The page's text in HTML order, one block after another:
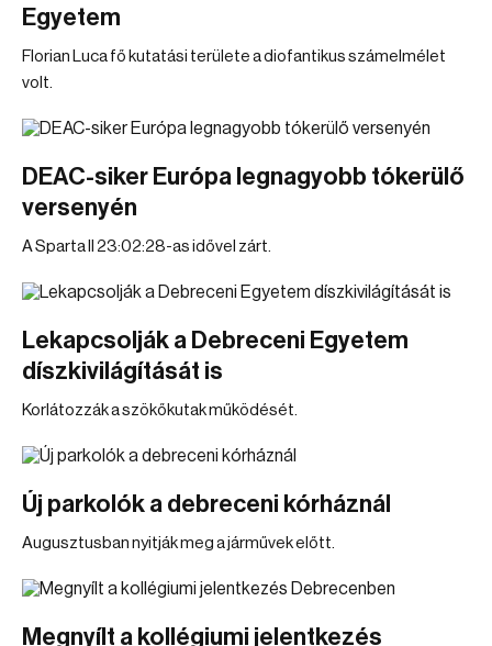
Egyetem
Florian Luca fő kutatási területe a diofantikus számelmélet
volt.
DEAC-siker Európa legnagyobb tókerülő
versenyén
A Sparta II 23:02:28-as idővel zárt.
Lekapcsolják a Debreceni Egyetem
díszkivilágítását is
Korlátozzák a szökőkutak működését.
Új parkolók a debreceni kórháznál
Augusztusban nyitják meg a járművek előtt.
Megnyílt a kollégiumi jelentkezés